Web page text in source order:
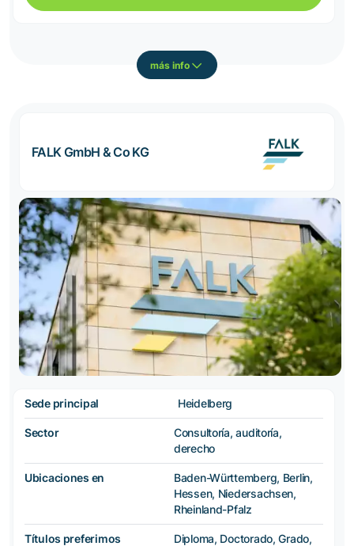
más info
FALK GmbH & Co KG
Sede principal Heidelberg
Sector
Consultoría, auditoría,
derecho
Ubicaciones en
Baden-Württemberg, Berlin,
Hessen, Niedersachsen,
Rheinland-Pfalz
Títulos preferimos
Diploma, Doctorado, Grado,